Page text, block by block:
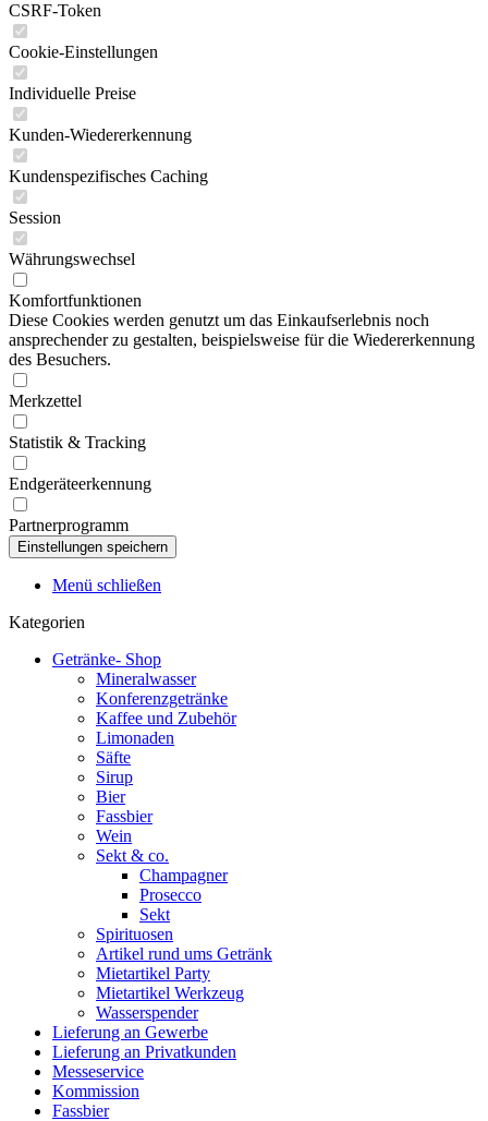
CSRF-Token
Cookie-Einstellungen
Individuelle Preise
Kunden-Wiedererkennung
Kundenspezifisches Caching
Session
Währungswechsel
Komfortfunktionen
Diese Cookies werden genutzt um das Einkaufserlebnis noch
ansprechender zu gestalten, beispielsweise für die Wiedererkennung
des Besuchers.
Merkzettel
Statistik & Tracking
Endgeräteerkennung
Partnerprogramm
Menü schließen
Kategorien
Getränke- Shop
Mineralwasser
Konferenzgetränke
Kaffee und Zubehör
Limonaden
Säfte
Sirup
Bier
Fassbier
Wein
Sekt & co.
Champagner
Prosecco
Sekt
Spirituosen
Artikel rund ums Getränk
Mietartikel Party
Mietartikel Werkzeug
Wasserspender
Lieferung an Gewerbe
Lieferung an Privatkunden
Messeservice
Kommission
Fassbier